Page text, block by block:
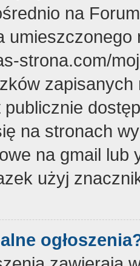
na
strona.com/
na stronach
na gmail lub
użyj